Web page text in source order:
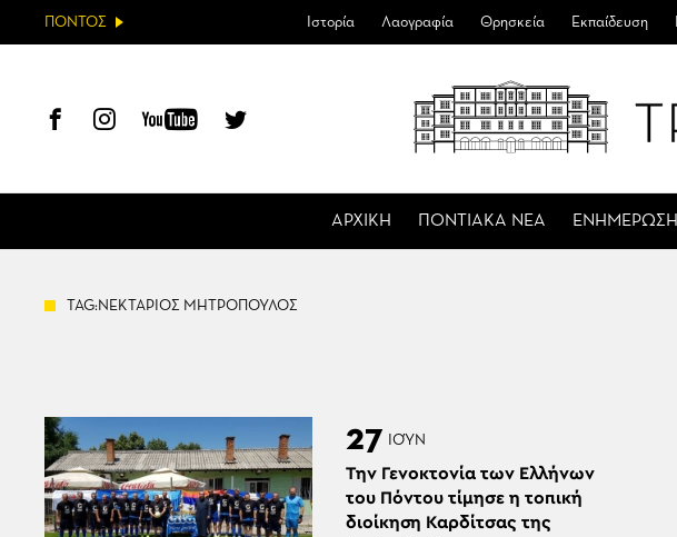
ΠΟΝΤΟΣ Ιστορία Λαογραφία Θρησκεία Εκπαίδευση
ΑΡΧΙΚΗ ΠΟΝΤΙΑΚΑ ΝΕΑ ΕΝΗΜΕΡΩΣΗ
TAG:ΝΕΚΤΑΡΙΟΣ ΜΗΤΡΟΠΟΥΛΟΣ
27 ΙΟΎΝ
Την Γενοκτονία των Ελλήνων
του Πόντου τίμησε η τοπική
διοίκηση Καρδίτσας της